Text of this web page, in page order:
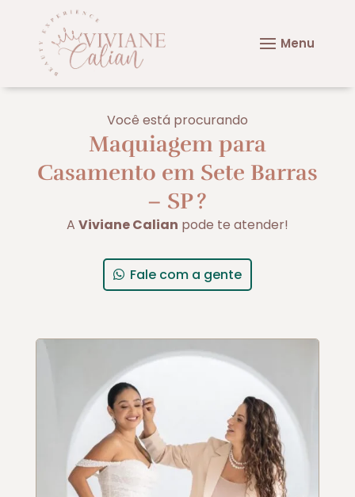
Você está procurando
Maquiagem para
Casamento em Sete Barras
– SP?
A Viviane Calian pode te atender!
Fale com a gente